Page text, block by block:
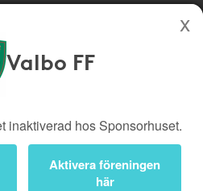
sida stöttar Valbo FF
Kampanjer
Logga in
Valbo FF
inaktiverad hos Sponsorhuset.
Aktivera föreningen
här